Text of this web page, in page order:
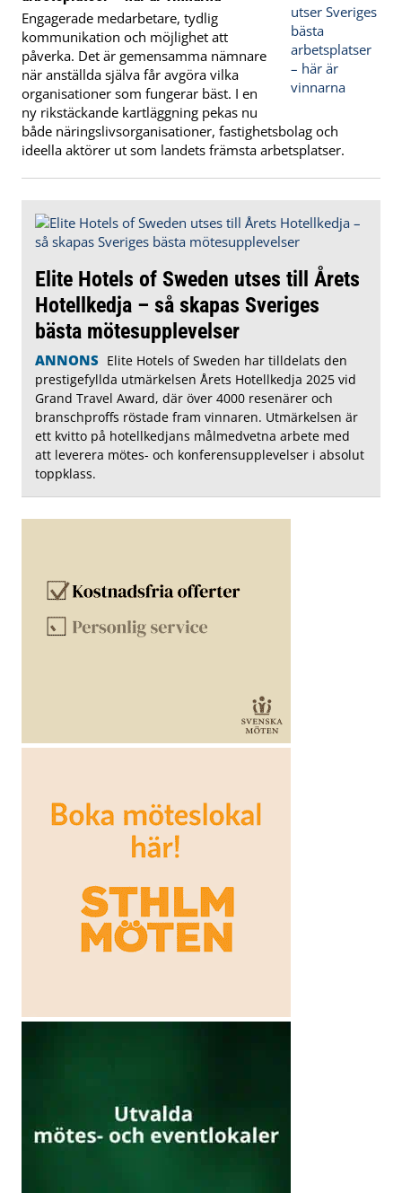
Engagerade medarbetare, tydlig
kommunikation och möjlighet att
påverka. Det är gemensamma nämnare
när anställda själva får avgöra vilka
organisationer som fungerar bäst. I en
ny rikstäckande kartläggning pekas nu
både näringslivsorganisationer, fastighetsbolag och
ideella aktörer ut som landets främsta arbetsplatser.
Elite Hotels of Sweden utses till Årets
Hotellkedja – så skapas Sveriges
bästa mötesupplevelser
ANNONS Elite Hotels of Sweden har tilldelats den
prestigefyllda utmärkelsen Årets Hotellkedja 2025 vid
Grand Travel Award, där över 4000 resenärer och
branschproffs röstade fram vinnaren. Utmärkelsen är
ett kvitto på hotellkedjans målmedvetna arbete med
att leverera mötes- och konferensupplevelser i absolut
toppklass.